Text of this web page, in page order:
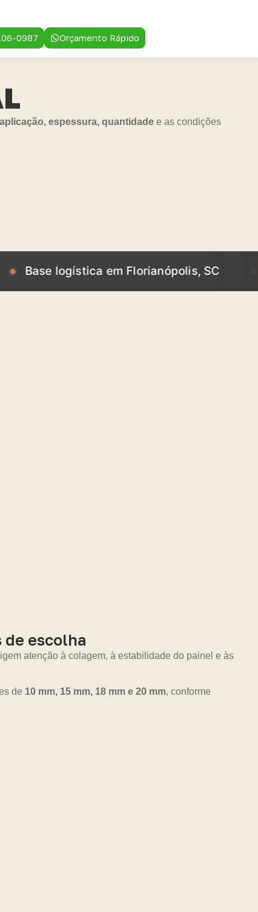
0987 Orçamento Rápido
aplicação, espessura, quantidade e as condições
logística em Florianópolis, SC Base
de escolha
atenção à colagem, à estabilidade do painel e às
de 10 mm, 15 mm, 18 mm e 20 mm, conforme